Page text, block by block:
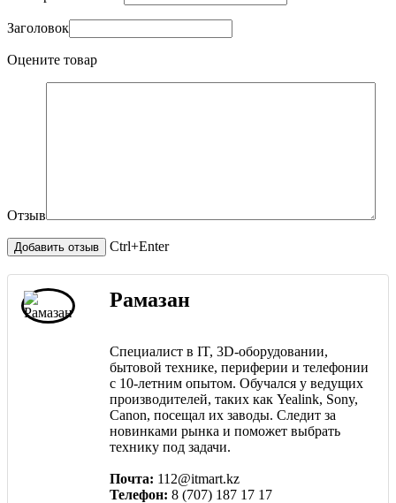
Заголовок
Оцените товар
Отзыв
Ctrl+Enter
Рамазан
Специалист в IT, 3D-оборудовании,
бытовой технике, периферии и телефонии
с 10-летним опытом. Обучался у ведущих
производителей, таких как Yealink, Sony,
Canon, посещал их заводы. Следит за
новинками рынка и поможет выбрать
технику под задачи.
Почта: 112@itmart.kz
Телефон: 8 (707) 187 17 17